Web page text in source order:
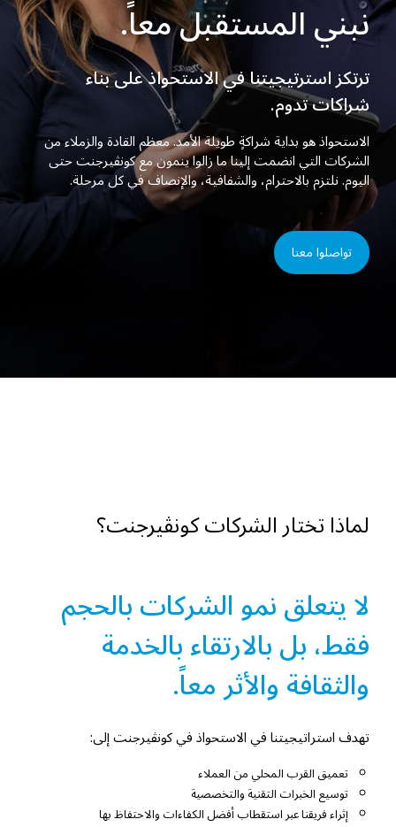
نبني المستقبل معاً.
ترتكز استرتيجيتنا في الاستحواذ على بناء
شراكات تدوم.
الاستحواذ هو بداية شراكةٍ طويلة الأمد. معظم القادة والزملاء من
الشركات التي انضمت إلينا ما زالوا ينمون مع كونڤيرجنت حتى
اليوم. نلتزم بالاحترام، والشفافية، والإنصاف في كل مرحلة.
تواصلوا معنا
لماذا تختار الشركات كونڤيرجنت؟
لا يتعلق نمو الشركات بالحجم
فقط، بل بالارتقاء بالخدمة
والثقافة والأثر معاً.
تهدف استراتيجيتنا في الاستحواذ في كونڤيرجنت إلى:
تعميق القرب المحلي من العملاء
توسيع الخبرات التقنية والتخصصية
إثراء فريقنا عبر استقطاب أفضل الكفاءات والاحتفاظ بها